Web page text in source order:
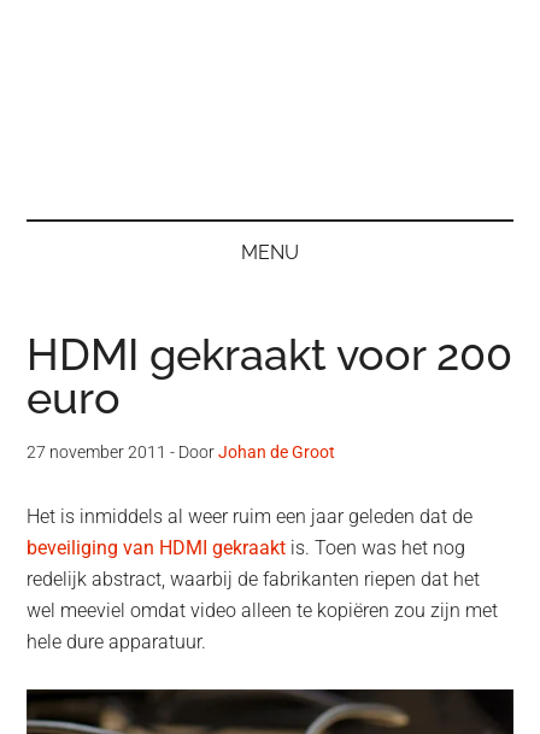
MENU
HDMI gekraakt voor 200
euro
27 november 2011 - DoorJohan de Groot
Het is inmiddels al weer ruim een jaar geleden dat de
beveiliging van HDMI gekraakt is. Toen was het nog
redelijk abstract, waarbij de fabrikanten riepen dat het
wel meeviel omdat video alleen te kopiëren zou zijn met
hele dure apparatuur.